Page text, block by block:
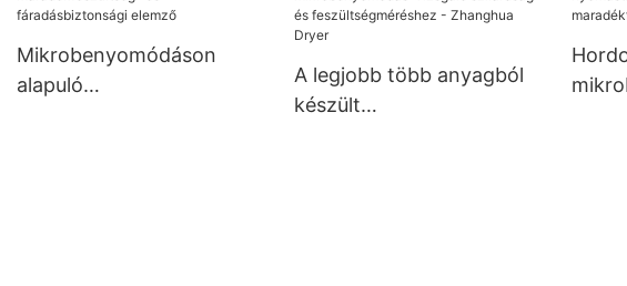
Zhanghua Dryer
Mikrobenyomódáson
alapuló
A legjobb több anyagból
készült